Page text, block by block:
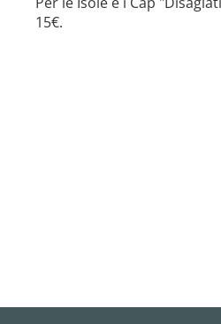
15€.